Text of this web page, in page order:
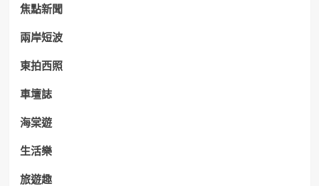
焦點新聞
兩岸短波
東拍西照
車壇誌
海棠遊
生活樂
旅遊趣